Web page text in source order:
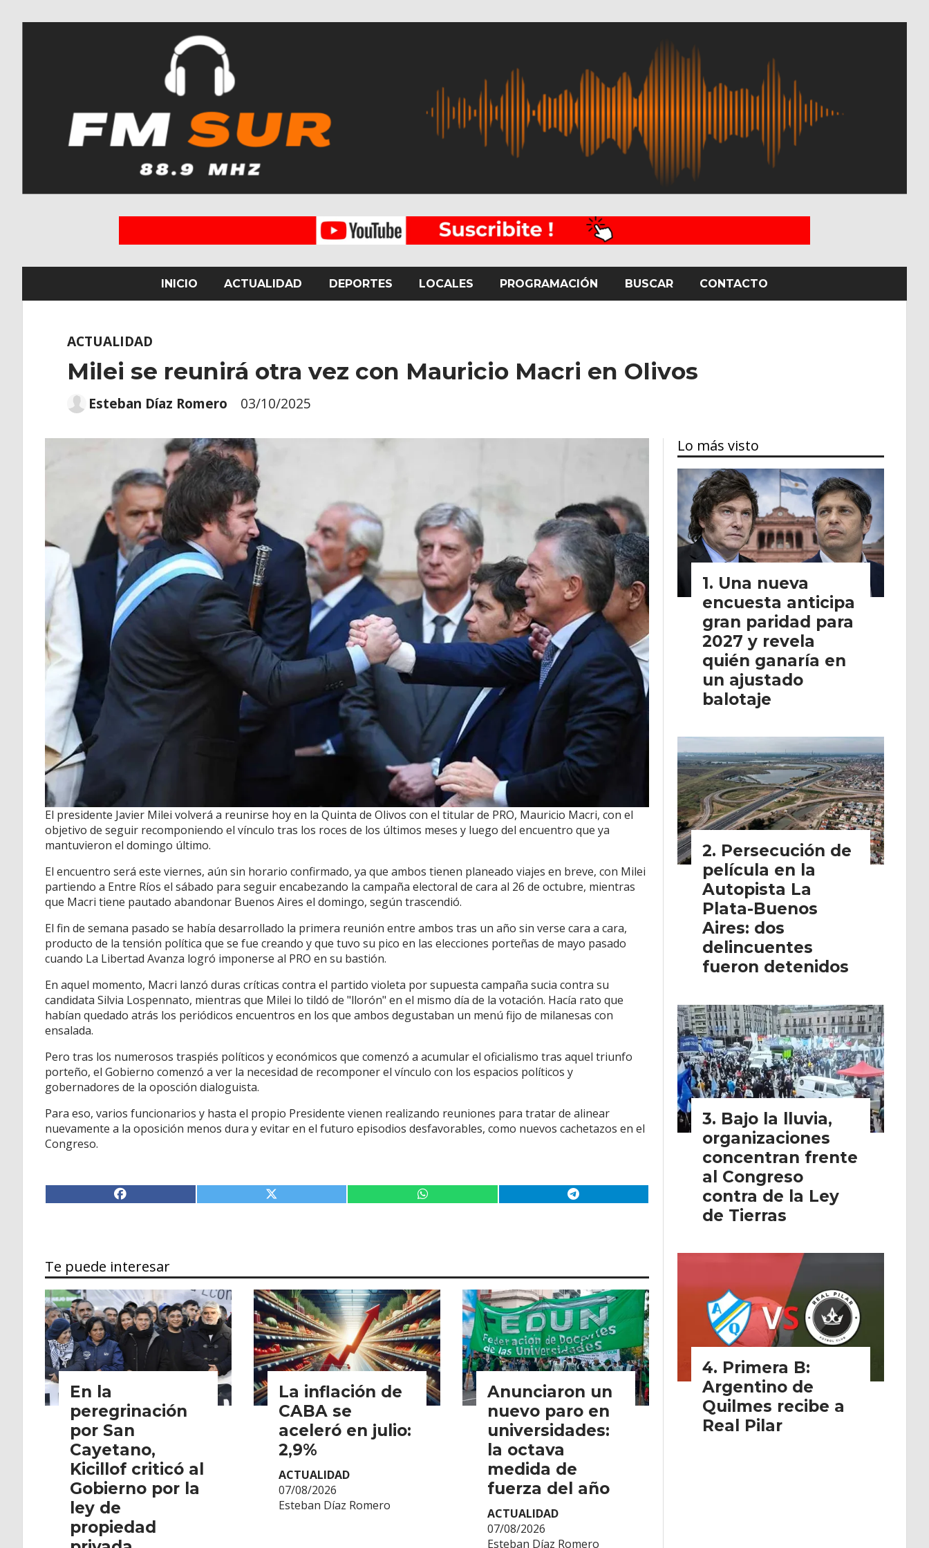
INICIO ACTUALIDAD DEPORTES LOCALES PROGRAMACIÓN BUSCAR CONTACTO
Milei se reunirá otra vez con Mauricio Macri en Olivos
ACTUALIDAD
03/10/2025
Esteban Díaz Romero
El presidente Javier Milei volverá a reunirse hoy en la Quinta de Olivos con el titular de PRO, Mauricio Macri, con el
objetivo de seguir recomponiendo el vínculo tras los roces de los últimos meses y luego del encuentro que ya
mantuvieron el domingo último.
El encuentro será este viernes, aún sin horario confirmado, ya que ambos tienen planeado viajes en breve, con Milei
partiendo a Entre Ríos el sábado para seguir encabezando la campaña electoral de cara al 26 de octubre, mientras
que Macri tiene pautado abandonar Buenos Aires el domingo, según trascendió.
El fin de semana pasado se había desarrollado la primera reunión entre ambos tras un año sin verse cara a cara,
producto de la tensión política que se fue creando y que tuvo su pico en las elecciones porteñas de mayo pasado
cuando La Libertad Avanza logró imponerse al PRO en su bastión.
En aquel momento, Macri lanzó duras críticas contra el partido violeta por supuesta campaña sucia contra su
candidata Silvia Lospennato, mientras que Milei lo tildó de "llorón" en el mismo día de la votación. Hacía rato que
habían quedado atrás los periódicos encuentros en los que ambos degustaban un menú fijo de milanesas con
ensalada.
Pero tras los numerosos traspiés políticos y económicos que comenzó a acumular el oficialismo tras aquel triunfo
porteño, el Gobierno comenzó a ver la necesidad de recomponer el vínculo con los espacios políticos y
gobernadores de la oposción dialoguista.
Para eso, varios funcionarios y hasta el propio Presidente vienen realizando reuniones para tratar de alinear
nuevamente a la oposición menos dura y evitar en el futuro episodios desfavorables, como nuevos cachetazos en el
Congreso.
Te puede interesar
En la
peregrinación
por San
Cayetano,
Kicillof criticó al
Gobierno por la
ley de
propiedad
La inflación de
CABA se
aceleró en julio:
2,9%
Esteban Díaz Romero
ACTUALIDAD
07/08/2026
Anunciaron un
nuevo paro en
universidades:
la octava
medida de
fuerza del año
Esteban Díaz Romero
ACTUALIDAD
07/08/2026
Lo más visto
Una nueva
encuesta anticipa
gran paridad para
2027 y revela
quién ganaría en
un ajustado
balotaje
Persecución de
película en la
Autopista La
Plata-Buenos
Aires: dos
delincuentes
fueron detenidos
Bajo la lluvia,
organizaciones
concentran frente
al Congreso
contra de la Ley
de Tierras
Primera B:
Argentino de
Quilmes recibe a
Real Pilar